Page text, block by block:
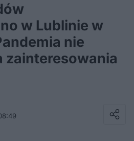
w Lublinie w
nie
zainteresowania